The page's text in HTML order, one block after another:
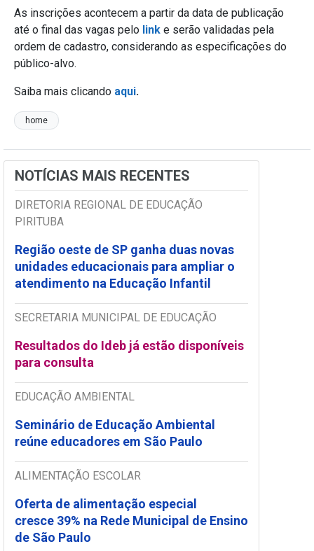
As inscrições acontecem a partir da data de publicação
até o final das vagas pelo link e serão validadas pela
ordem de cadastro, considerando as especificações do
público-alvo.
Saiba mais clicando aqui.
home
NOTÍCIAS MAIS RECENTES
DIRETORIA REGIONAL DE EDUCAÇÃO
PIRITUBA
Região oeste de SP ganha duas novas
unidades educacionais para ampliar o
atendimento na Educação Infantil
SECRETARIA MUNICIPAL DE EDUCAÇÃO
Resultados do Ideb já estão disponíveis
para consulta
EDUCAÇÃO AMBIENTAL
Seminário de Educação Ambiental
reúne educadores em São Paulo
ALIMENTAÇÃO ESCOLAR
Oferta de alimentação especial
cresce 39% na Rede Municipal de Ensino
de São Paulo